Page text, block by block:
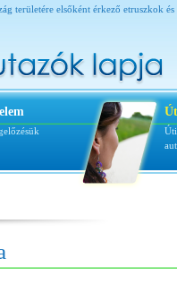
területére elsőként érkező etruszkok